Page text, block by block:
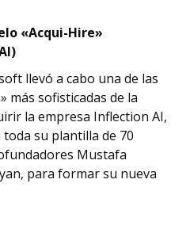
«Acqui-Hire»
llevó a cabo una de las
más sofisticadas de la
la empresa Inflection AI,
su plantilla de 70
Mustafa
para formar su nueva